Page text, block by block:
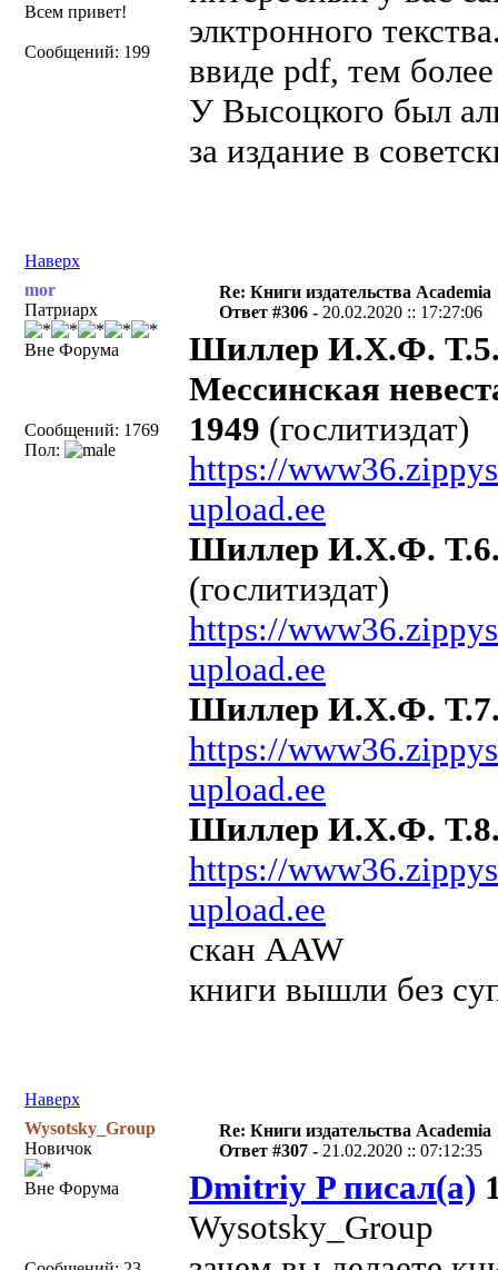
Всем привет!
Сообщений: 199
элктронного
ввиде pdf, тем
У Высоцкого был
за издание в
Наверх
mor
Патриарх
Вне Форума
Сообщений: 1769
Пол:
Re: Книги издательства Academia
Ответ #306 - 20.02.2020 :: 17:27:06
Шиллер И.Х.Ф. Т.5.
Мессинская
1949 (гослитиздат)
https://
upload.ee
Шиллер И.Х.Ф. Т.6.
(гослитиздат)
https://
upload.ee
Шиллер И.Х.Ф. Т.7.
https://
upload.ee
Шиллер И.Х.Ф. Т.8.
https://
upload.ee
скан AAW
книги вышли без
Наверх
Wysotsky_Group
Новичок
Вне Форума
Re: Книги издательства Academia
Ответ #307 - 21.02.2020 :: 07:12:35
Dmitriy P писал(а)
Wysotsky_Group